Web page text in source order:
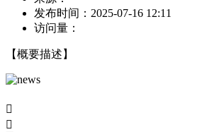
发布时间： 2025-07-16 12:11
访问量：
【概要描述】

